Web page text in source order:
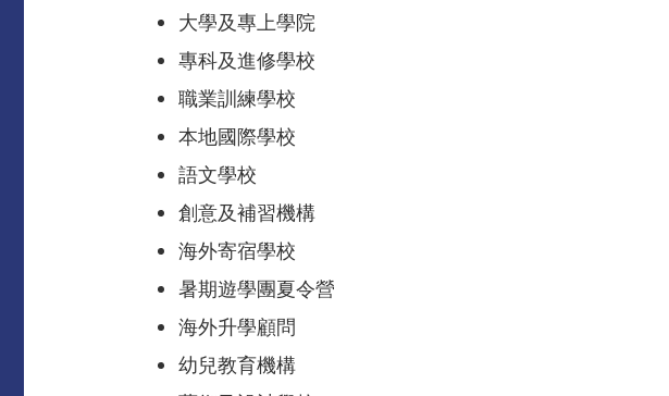
大學及專上學院
專科及進修學校
職業訓練學校
本地國際學校
語文學校
創意及補習機構
海外寄宿學校
暑期遊學團夏令營
海外升學顧問
幼兒教育機構